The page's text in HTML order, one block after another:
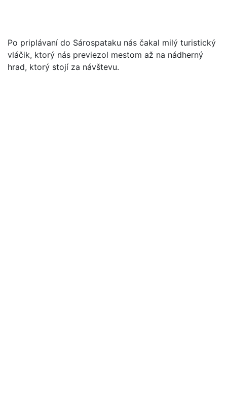
Po priplávaní do Sárospataku nás čakal milý turistický
vláčik, ktorý nás previezol mestom až na nádherný
hrad, ktorý stojí za návštevu.